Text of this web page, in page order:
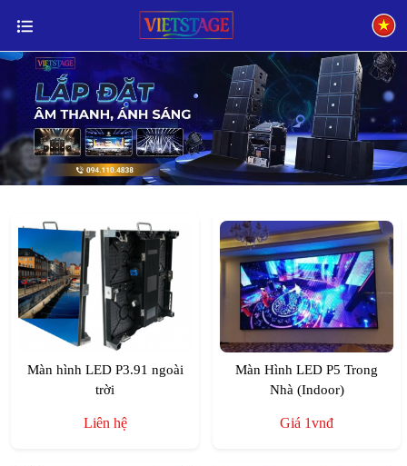
Màn hình LED P3.91 ngoài
trời
Liên hệ
Màn Hình LED P5 Trong
Nhà (Indoor)
Giá 1vnđ